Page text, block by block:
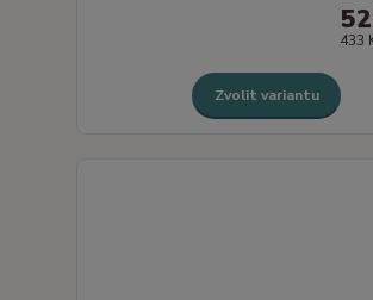
433
Zvolit variantu